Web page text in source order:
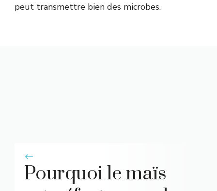
peut transmettre bien des microbes.
Pourquoi le maïs